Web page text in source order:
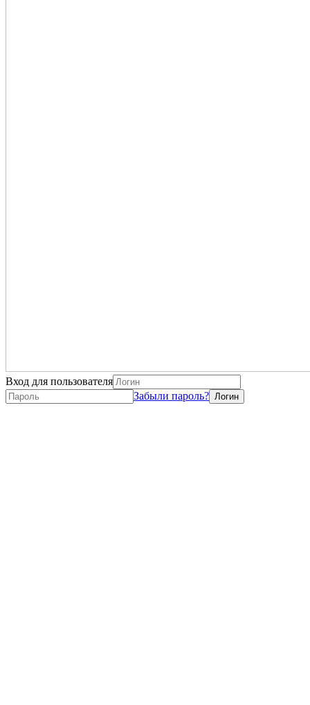
Вход для пользователя
Забыли пароль?